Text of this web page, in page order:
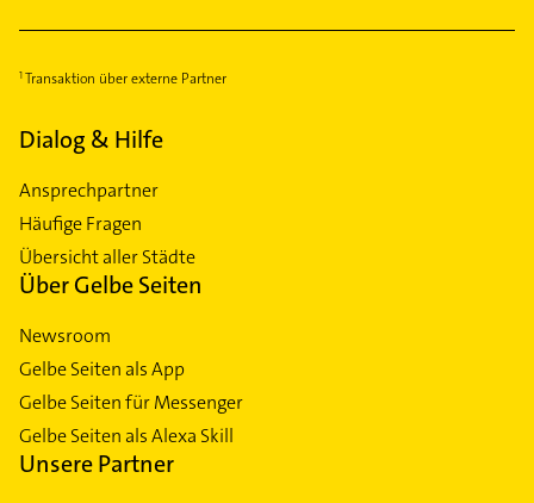
Transaktion über externe Partner
Dialog & Hilfe
Ansprechpartner
Häufige Fragen
Übersicht aller Städte
Über Gelbe Seiten
Newsroom
Gelbe Seiten als App
Gelbe Seiten für Messenger
Gelbe Seiten als Alexa Skill
Unsere Partner